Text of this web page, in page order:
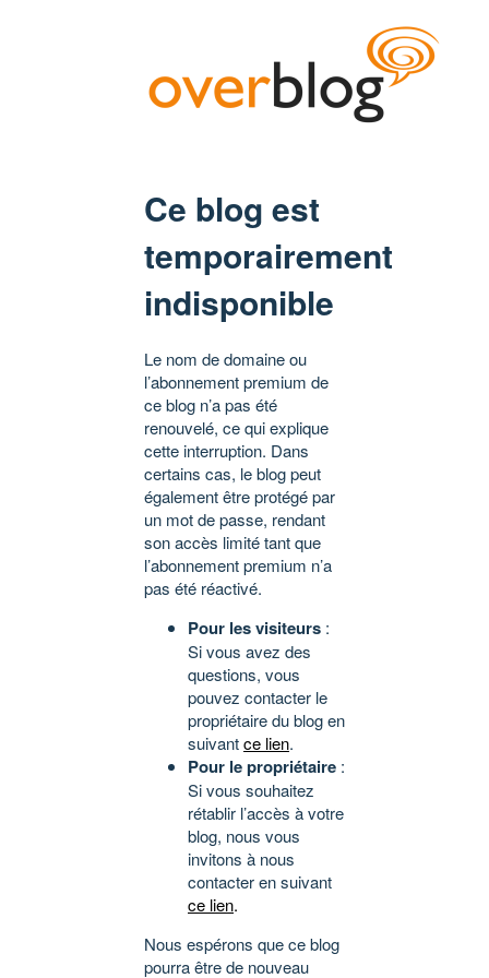
Ce blog est
temporairement
indisponible
Le nom de domaine ou
l’abonnement premium de
ce blog n’a pas été
renouvelé, ce qui explique
cette interruption. Dans
certains cas, le blog peut
également être protégé par
un mot de passe, rendant
son accès limité tant que
l’abonnement premium n’a
pas été réactivé.
Pour les visiteurs :
Si vous avez des
questions, vous
pouvez contacter le
propriétaire du blog en
suivantce lien.
Pour le propriétaire :
Si vous souhaitez
rétablir l’accès à votre
blog, nous vous
invitons à nous
contacter en suivant
ce lien.
Nous espérons que ce blog
pourra être de nouveau